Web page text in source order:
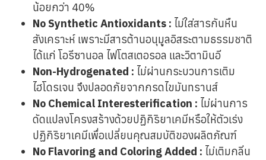
น้อยกว่า 40%
No Synthetic Antioxidants : ไม่ใส่สารกันหืน
สังเคราะห์ เพราะมีสารต้านอนุมูลอิสระตามธรรมชาติ
ได้แก่ โอรีซานอล ไฟโตสเตอรอล และวิตามินอี
Non-Hydrogenated : ไม่ผ่านกระบวนการเติม
ไฮโดรเจน จึงปลอดภัยจากกรดไขมันทรานส์
No Chemical Interesterification : ไม่ผ่านการ
ดัดแปลงโครงสร้างด้วยปฏิกิริยาเคมีหรือให้ตัวเร่ง
ปฏิกิริยาเคมีเพื่อเปลี่ยนคุณสมบัติของผลิตภัณฑ์
No Flavoring and Coloring Added : ไม่เติมกลิ่น